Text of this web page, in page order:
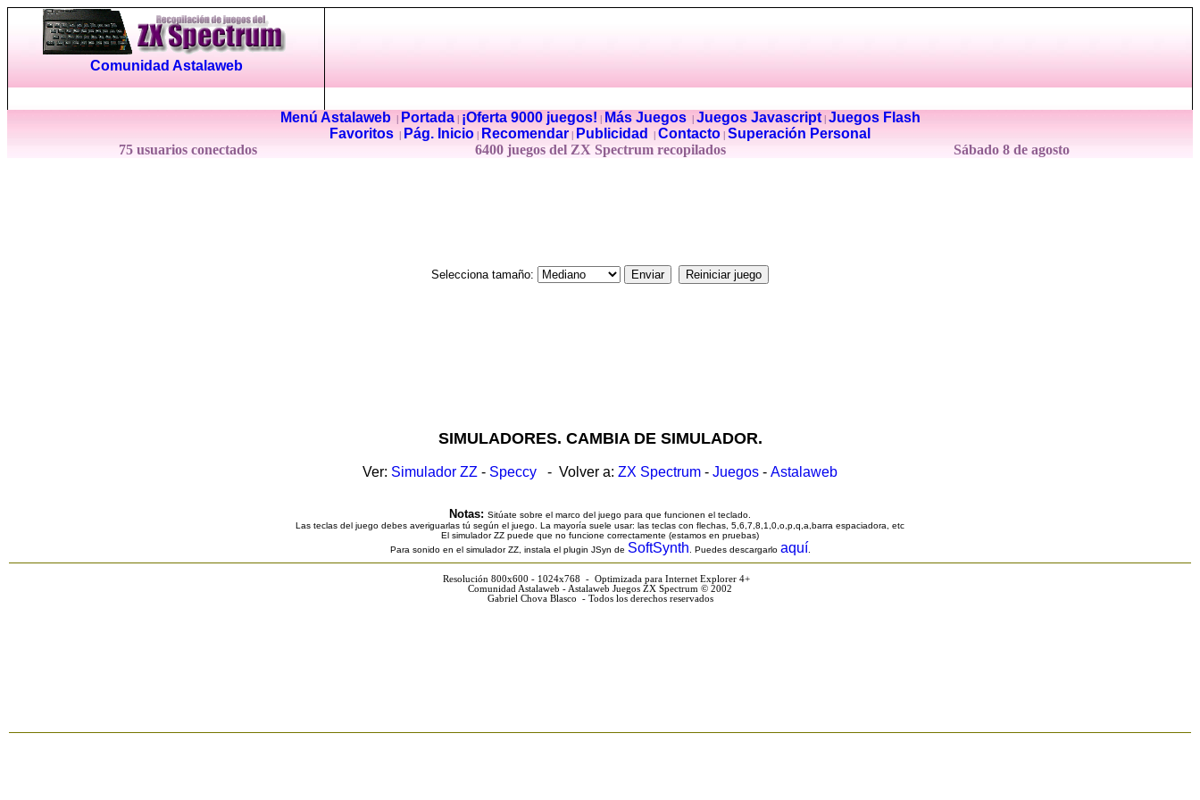
Comunidad Astalaweb
Menú Astalaweb| Portada| ¡Oferta 9000 juegos! Más Juegos| Juegos Javascript| Juegos Flash
Favoritos
Pág. Inicio Recomendar Publicidad Contacto Superación Personal
75 usuarios conectados
6400 juegos del ZX Spectrum recopilados Sábado 8 de agosto
Selecciona tamaño:
SIMULADORES. CAMBIA DE SIMULADOR.
Ver: Simulador ZZ - Speccy - Volver a: ZX Spectrum - Juegos - Astalaweb
Notas: Sitúate sobre el marco del juego para que funcionen el teclado.
Las teclas del juego debes averiguarlas tú según el juego. La mayoría suele usar: las teclas con flechas, 5,6,7,8,1,0,o,p,q,a,barra espaciadora, etc
El simulador ZZ puede que no funcione correctamente (estamos en pruebas)
Para sonido en el simulador ZZ, instala el plugin JSyn de SoftSynth . Puedes descargarlo aquí
Resolución 800x600 - 1024x768 - Optimizada para Internet Explorer 4+
Comunidad Astalaweb - Astalaweb Juegos ZX Spectrum © 2002
Gabriel Chova Blasco - Todos los derechos reservados